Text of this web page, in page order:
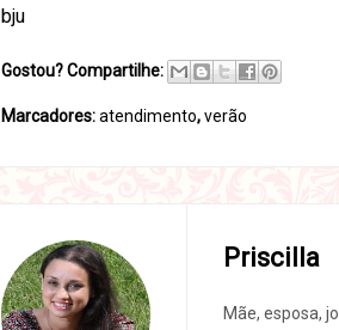
bju
Gostou? Compartilhe:
Marcadores:atendimento,verão
Priscilla
Mãe, esposa,